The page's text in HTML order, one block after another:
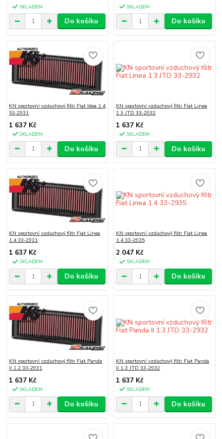
SKLADEM
Do košíku
SKLADEM
Do košíku
KN sportovní vzduchový filtr Fiat Idea 1.4
33-2931
1 637 Kč
SKLADEM
Do košíku
KN sportovní vzduchový filtr Fiat Linea
1.3 JTD 33-2932
1 637 Kč
SKLADEM
Do košíku
KN sportovní vzduchový filtr Fiat Linea
1.4 33-2931
1 637 Kč
SKLADEM
Do košíku
KN sportovní vzduchový filtr Fiat Linea
1.4 33-2935
2 047 Kč
SKLADEM
Do košíku
KN sportovní vzduchový filtr Fiat Panda
II 1.2 33-2931
1 637 Kč
SKLADEM
Do košíku
KN sportovní vzduchový filtr Fiat Panda
II 1.3 JTD 33-2932
1 637 Kč
SKLADEM
Do košíku